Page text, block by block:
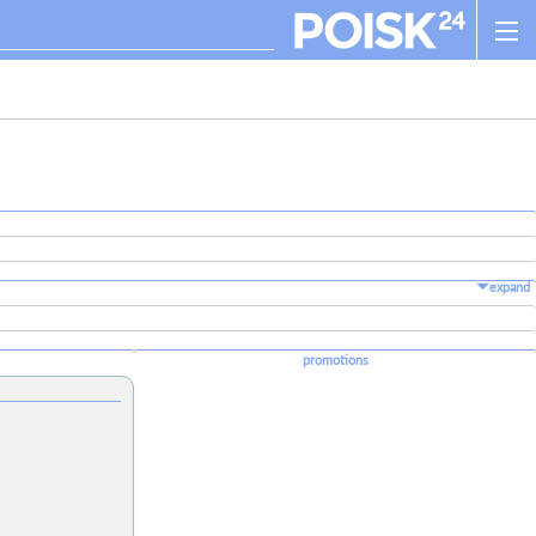
expand
promotions